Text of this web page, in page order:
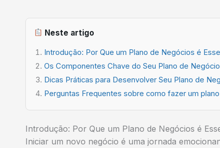
Neste artigo
Introdução: Por Que um Plano de Negócios é
Os Componentes Chave do Seu Plano de
Dicas Práticas para Desenvolver Seu Plano de
Perguntas Frequentes sobre como fazer um
Introdução: Por Que um Plano de Negócios é
Iniciar um novo negócio é uma jornada